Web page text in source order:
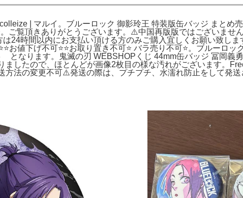
| マルイ。ブルーロック 御影玲王 特装版缶バッジ まとめ
ご覧頂きありがとうございます。⚠️中国再版版ではございま
24時間以内にお支払い頂ける方のみご購入宜しくお願い致し
お値下げ不可⭐️⭐️お取り置き不可⭐️ バラ売り不可⭐️。ブルーロ
なります。鬼滅の刃 WEBSHOPくじ 44mm缶バッジ 冨岡義
ましたので、ほとんどが画像2枚目の様な汚れがございます。
法の変更不可⚠️発送の際は、プチプチ、水濡れ防止をして発